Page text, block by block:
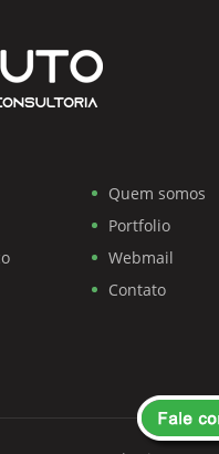
Quem somos
Portfolio
Webmail
Contato